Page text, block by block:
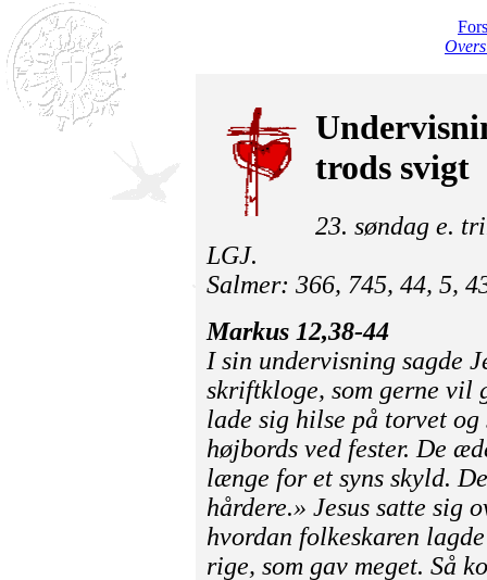
trods svigt
23. søndag e.
LGJ.
Salmer: 366, 745, 44, 5,
Markus 12,38-44
I sin undervisning sagde
skriftkloge, som gerne vil
lade sig hilse på torvet
højbords ved fester. De
længe for et syns skyld.
hårdere.» Jesus satte sig
hvor­dan folkeskaren
rige, som gav meget. Så